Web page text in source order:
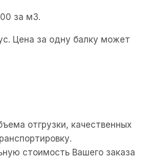
за м3.
Цена за одну балку может
отгрузки, качественных
стоимость Вашего заказа